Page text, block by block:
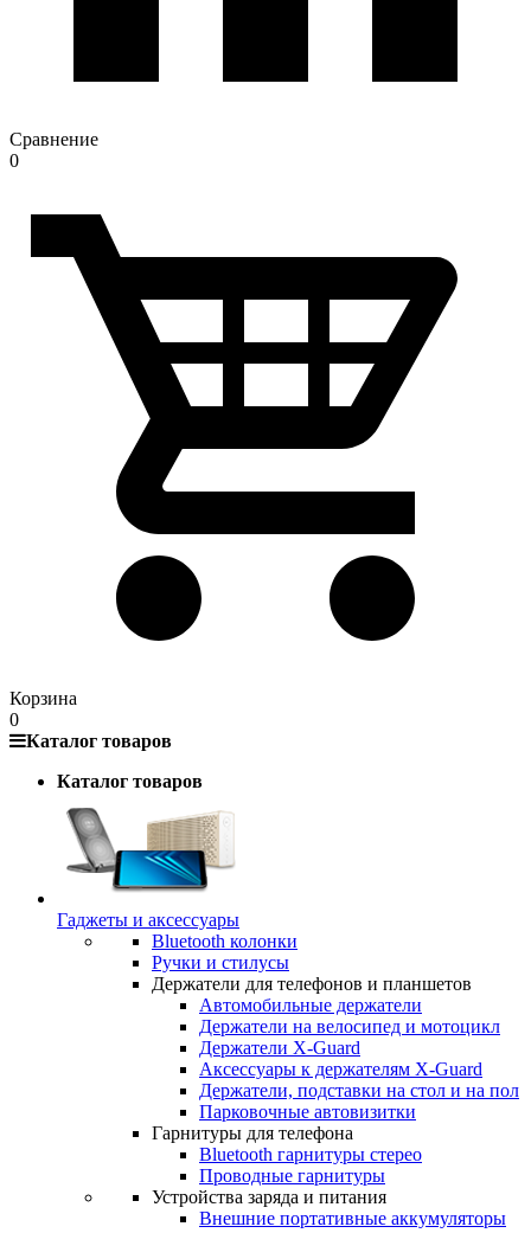
Сравнение
0
Корзина
0
Каталог товаров
Каталог товаров
Гаджеты и аксессуары
Bluetooth колонки
Ручки и стилусы
Держатели для телефонов и планшетов
Автомобильные держатели
Держатели на велосипед и мотоцикл
Держатели X-Guard
Аксессуары к держателям X-Guard
Держатели, подставки на стол и на пол
Парковочные автовизитки
Гарнитуры для телефона
Bluetooth гарнитуры стерео
Проводные гарнитуры
Устройства заряда и питания
Внешние портативные аккумуляторы